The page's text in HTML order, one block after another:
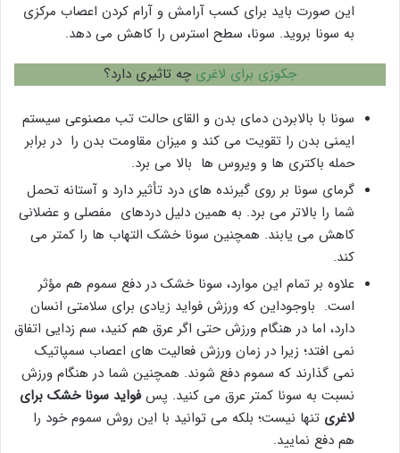
این صورت باید برای کسب آرامش و آرام کردن اعصاب مرکزی
به سونا بروید. سونا، سطح استرس را کاهش می دهد.
جکوزی برای لاغری چه تاثیری دارد؟
سونا با بالابردن دمای بدن و القای حالت تب مصنوعی سیستم
ایمنی بدن را تقویت می کند و میزان مقاومت بدن را در برابر
حمله باکتری ها و ویروس ها بالا می برد.
گرمای سونا بر روی گیرنده های درد تأثیر دارد و آستانه تحمل
شما را بالاتر می برد. به همین دلیل دردهای مفصلی و عضلانی
کاهش می یابند. همچنین سونا خشک التهاب ها را کمتر می
کند.
علاوه بر تمام این موارد، سونا خشک در دفع سموم هم مؤثر
است. باوجوداین که ورزش فواید زیادی برای سلامتی انسان
دارد، اما در هنگام ورزش حتی اگر عرق هم کنید، سم زدایی اتفاق
نمی افتد؛ زیرا در زمان ورزش فعالیت های اعصاب سمپاتیک
نمی گذارند که سموم دفع شوند. همچنین شما در هنگام ورزش
نسبت به سونا کمتر عرق می کنید. پسفواید سونا خشک برای
لاغری تنها نیست؛ بلکه می توانید با این روش سموم خود را
هم دفع نمایید.